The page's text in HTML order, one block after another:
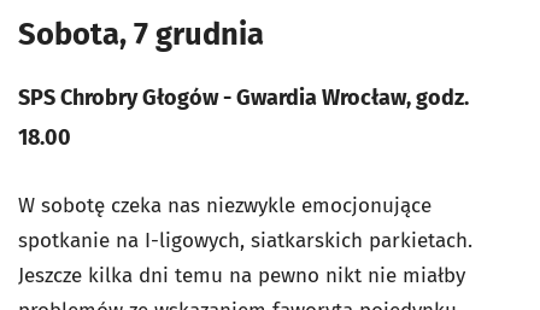
Sobota, 7 grudnia
SPS Chrobry Głogów - Gwardia Wrocław, godz.
18.00
W sobotę czeka nas niezwykle emocjonujące
spotkanie na I-ligowych, siatkarskich parkietach.
Jeszcze kilka dni temu na pewno nikt nie miałby